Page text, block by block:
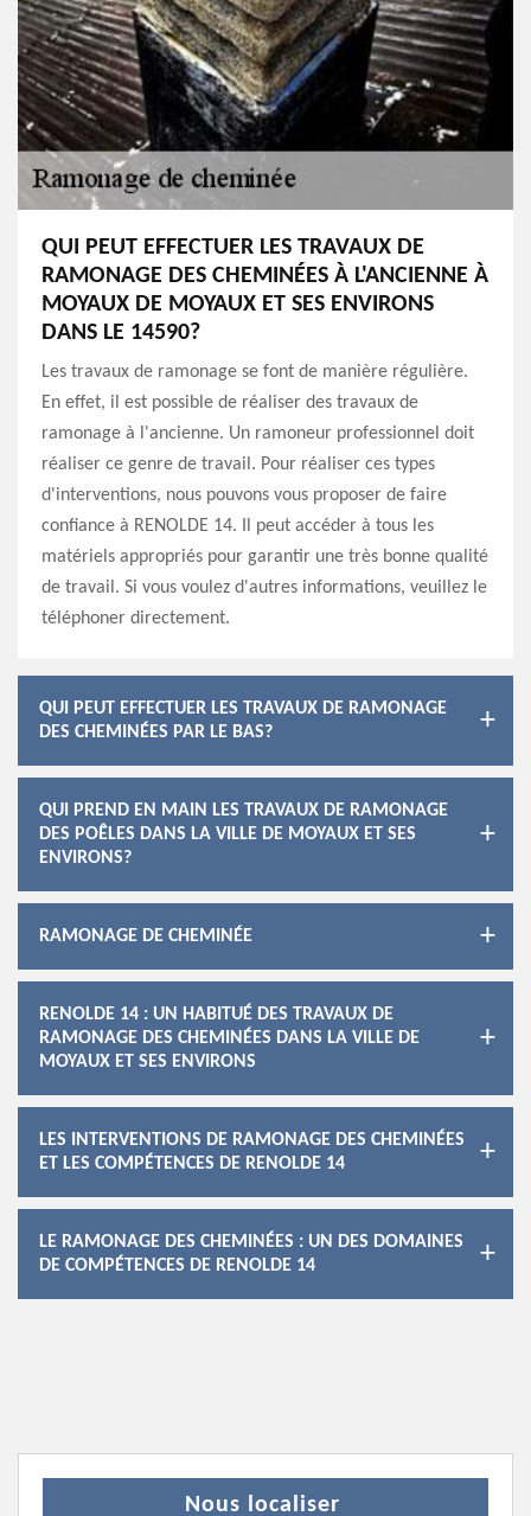
QUI PEUT EFFECTUER LES TRAVAUX DE
RAMONAGE DES CHEMINÉES À L'ANCIENNE À
MOYAUX DE MOYAUX ET SES ENVIRONS
DANS LE 14590?
Les travaux de ramonage se font de manière régulière.
En effet, il est possible de réaliser des travaux de
ramonage à l'ancienne. Un ramoneur professionnel doit
réaliser ce genre de travail. Pour réaliser ces types
d'interventions, nous pouvons vous proposer de faire
confiance à RENOLDE 14. Il peut accéder à tous les
matériels appropriés pour garantir une très bonne qualité
de travail. Si vous voulez d'autres informations, veuillez le
téléphoner directement.
QUI PEUT EFFECTUER LES TRAVAUX DE RAMONAGE
DES CHEMINÉES PAR LE BAS?
QUI PREND EN MAIN LES TRAVAUX DE RAMONAGE
DES POÊLES DANS LA VILLE DE MOYAUX ET SES
ENVIRONS?
RAMONAGE DE CHEMINÉE
RENOLDE 14 : UN HABITUÉ DES TRAVAUX DE
RAMONAGE DES CHEMINÉES DANS LA VILLE DE
MOYAUX ET SES ENVIRONS
LES INTERVENTIONS DE RAMONAGE DES CHEMINÉES
ET LES COMPÉTENCES DE RENOLDE 14
LE RAMONAGE DES CHEMINÉES : UN DES DOMAINES
DE COMPÉTENCES DE RENOLDE 14
Nous localiser